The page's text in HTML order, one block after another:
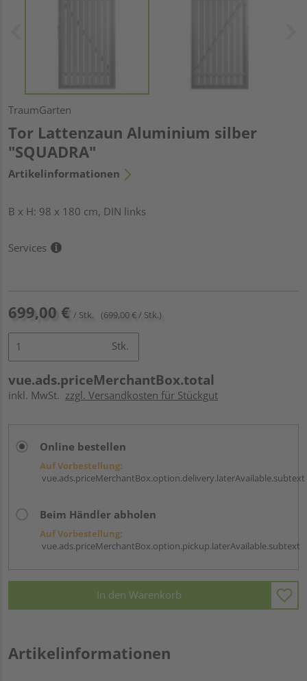
TraumGarten
Tor Lattenzaun Aluminium silber
"SQUADRA"
Artikelinformationen
B x H: 98 x 180 cm, DIN links
Services
699,00 € / Stk. (699,00 € / Stk.)
Stk.
vue.ads.priceMerchantBox.total
inkl. MwSt. zzgl. Versandkosten für Stückgut
Online bestellen
Auf Vorbestellung:
vue.ads.priceMerchantBox.option.delivery.laterAvailable.subtext
Beim Händler abholen
Auf Vorbestellung:
vue.ads.priceMerchantBox.option.pickup.laterAvailable.subtext
In den Warenkorb
Artikelinformationen